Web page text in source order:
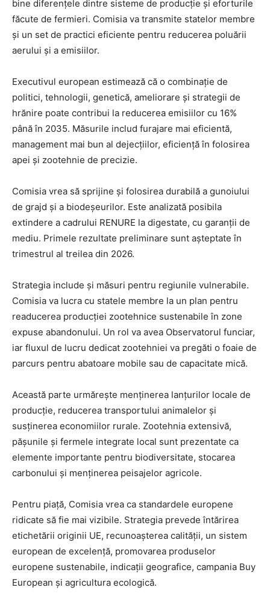
bine diferențele dintre sisteme de producție și eforturile
făcute de fermieri. Comisia va transmite statelor membre
și un set de practici eficiente pentru reducerea poluării
aerului și a emisiilor.
Executivul european estimează că o combinație de
politici, tehnologii, genetică, ameliorare și strategii de
hrănire poate contribui la reducerea emisiilor cu 16%
până în 2035. Măsurile includ furajare mai eficientă,
management mai bun al dejecțiilor, eficiență în folosirea
apei și zootehnie de precizie.
Comisia vrea să sprijine și folosirea durabilă a gunoiului
de grajd și a biodeșeurilor. Este analizată posibila
extindere a cadrului RENURE la digestate, cu garanții de
mediu. Primele rezultate preliminare sunt așteptate în
trimestrul al treilea din 2026.
Strategia include și măsuri pentru regiunile vulnerabile.
Comisia va lucra cu statele membre la un plan pentru
readucerea producției zootehnice sustenabile în zone
expuse abandonului. Un rol va avea Observatorul funciar,
iar fluxul de lucru dedicat zootehniei va pregăti o foaie de
parcurs pentru abatoare mobile sau de capacitate mică.
Această parte urmărește menținerea lanțurilor locale de
producție, reducerea transportului animalelor și
susținerea economiilor rurale. Zootehnia extensivă,
pășunile și fermele integrate local sunt prezentate ca
elemente importante pentru biodiversitate, stocarea
carbonului și menținerea peisajelor agricole.
Pentru piață, Comisia vrea ca standardele europene
ridicate să fie mai vizibile. Strategia prevede întărirea
etichetării originii UE, recunoașterea calității, un sistem
european de excelență, promovarea produselor
europene sustenabile, indicații geografice, campania Buy
European și agricultura ecologică.